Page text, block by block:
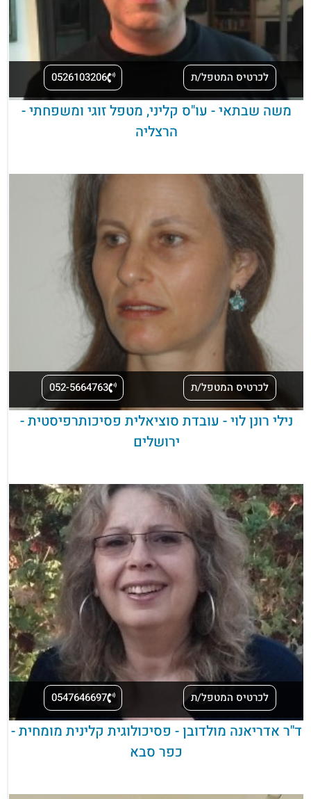
לכרטיס המטפל/ת 0526103206
משה שבתאי - עו"ס קליני, מטפל זוגי ומשפחתי -
הרצליה
לכרטיס המטפל/ת 052-5664763
נילי רונן לוי - עובדת סוציאלית פסיכותרפיסטית -
ירושלים
לכרטיס המטפל/ת 0547646697
ד''ר אדריאנה מולדובן - פסיכולוגית קלינית מומחית -
כפר סבא